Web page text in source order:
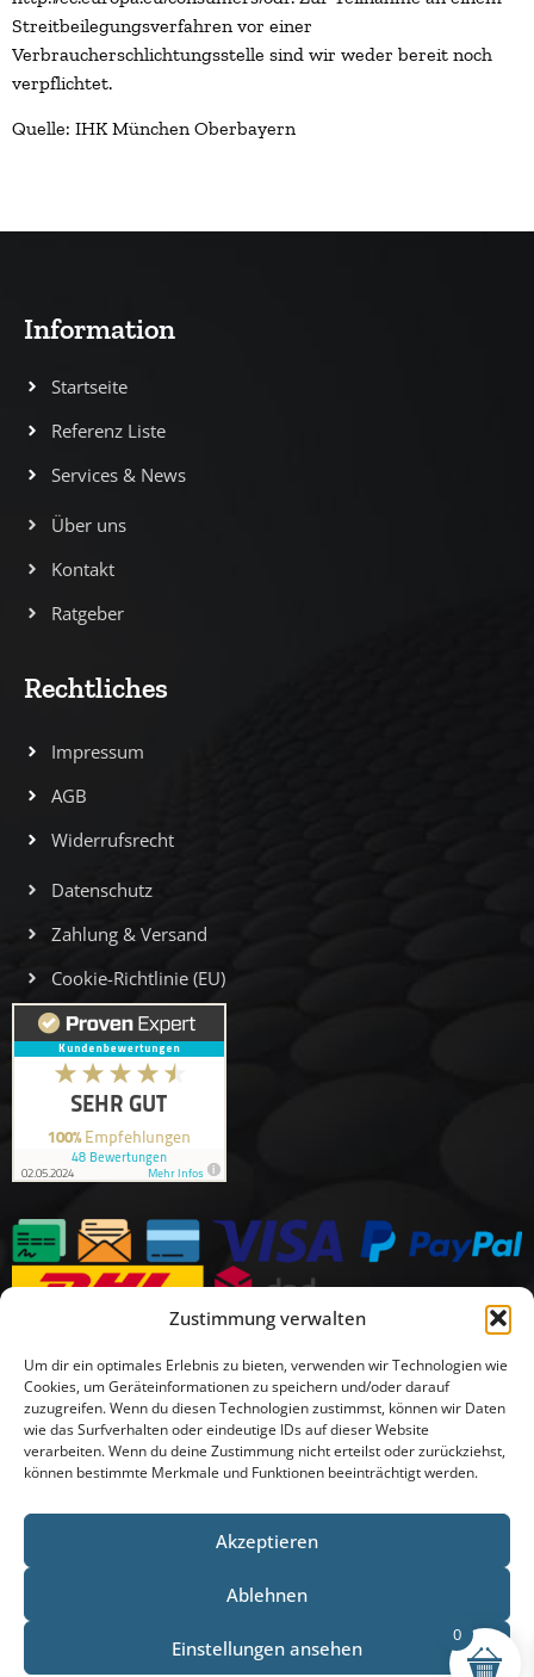
Zustimmung verwalten
Um dir ein optimales Erlebnis zu bieten, verwenden wir Technologien wie
Cookies, um Geräteinformationen zu speichern und/oder darauf
zuzugreifen. Wenn du diesen Technologien zustimmst, können wir Daten
wie das Surfverhalten oder eindeutige IDs auf dieser Website
verarbeiten. Wenn du deine Zustimmung nicht erteilst oder zurückziehst,
können bestimmte Merkmale und Funktionen beeinträchtigt werden.
Akzeptieren
Ablehnen
Einstellungen ansehen
Streitbeilegungsverfahren vor einer
Verbraucherschlichtungsstelle sind wir weder bereit noch
verpflichtet.
Quelle: IHK München Oberbayern
Information
Startseite
Referenz Liste
Services & News
Über uns
Kontakt
Ratgeber
Rechtliches
Impressum
AGB
Widerrufsrecht
Datenschutz
Zahlung & Versand
Cookie-Richtlinie (EU)
© 2025 DeinZaunvorhaben Alle Rechte vorbehalten
0